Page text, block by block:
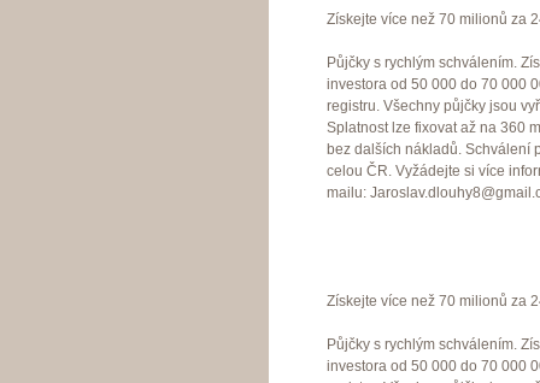
Získejte více než 70 milionů za
Půjčky s rychlým schválením.
investora od 50 000 do 70 000
registru. Všechny půjčky jsou
Splatnost lze fixovat až na 360
bez dalších nákladů. Schválení
celou ČR. Vyžádejte si více
mailu:
Získejte více než 70 milionů za
Půjčky s rychlým schválením.
investora od 50 000 do 70 000